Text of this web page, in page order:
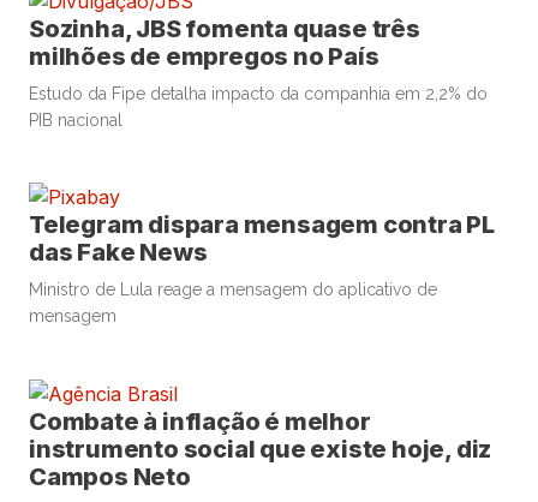
Sozinha, JBS fomenta quase três
milhões de empregos no País
Estudo da Fipe detalha impacto da companhia em 2,2% do
PIB nacional
Telegram dispara mensagem contra PL
das Fake News
Ministro de Lula reage a mensagem do aplicativo de
mensagem
Combate à inflação é melhor
instrumento social que existe hoje, diz
Campos Neto